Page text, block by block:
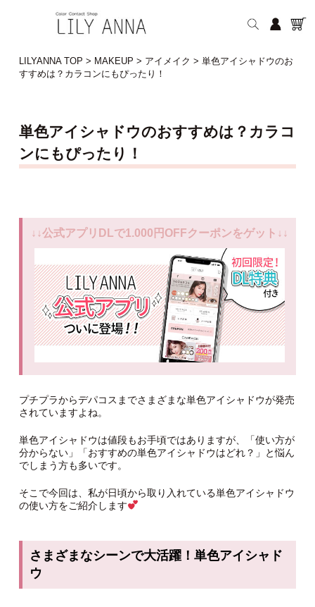
LILYANNA TOP > MAKEUP > アイメイク > 単色アイシャドウのお
すすめは？カラコンにもぴったり！
単色アイシャドウのおすすめは？カラコ
ンにもぴったり！
↓↓公式アプリDLで1.000円OFFクーポンをゲット↓↓
プチプラからデパコスまでさまざまな単色アイシャドウが発売
されていますよね。
単色アイシャドウは値段もお手頃ではありますが、「使い方が
分からない」「おすすめの単色アイシャドウはどれ？」と悩ん
でしまう方も多いです。
そこで今回は、私が日頃から取り入れている単色アイシャドウ
の使い方をご紹介します
さまざまなシーンで大活躍！単色アイシャド
ウ